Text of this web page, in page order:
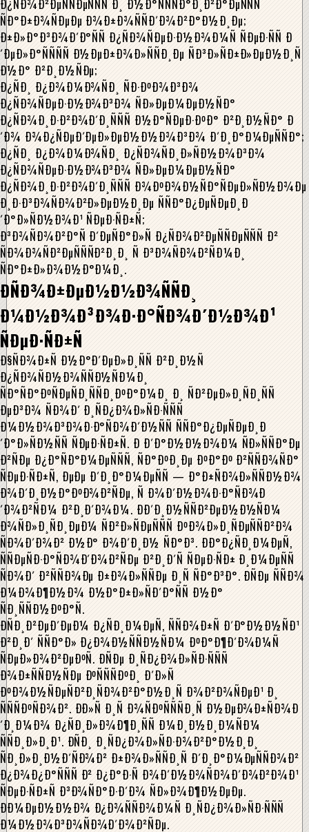
Ð¿ÑÐ¾Ð²ÐµÑÑÐµÑÑÑ Ð¸ Ð½Ð°ÑÑÑÐ°Ð¸Ð²Ð°ÐµÑÑÑ
ÑÐ°Ð±Ð¾ÑÐµÐµ Ð¾Ð±Ð¾ÑÑÐ´Ð¾Ð²Ð°Ð½Ð¸Ðµ;
Ð±Ð»Ð°Ð³Ð¾Ð´Ð°ÑÑ Ð¿ÑÐ¾ÑÐµÐ·Ð½Ð¾Ð¼Ñ ÑÐµÐ·ÑÑ Ð
´ÐµÐ»Ð°ÑÑÑÑ Ð½ÐµÐ±Ð¾Ð»ÑÑÐ¸Ðµ ÑÐ³Ð»ÑÐ±Ð»ÐµÐ½Ð¸Ñ
Ð½Ð° Ð²Ð¸Ð½ÑÐµ;
Ð¿ÑÐ¸ Ð¿Ð¾Ð¼Ð¾ÑÐ¸ ÑÐ·ÐºÐ¾Ð³Ð¾
Ð¿ÑÐ¾ÑÐµÐ·Ð½Ð¾Ð³Ð¾ ÑÐ»ÐµÐ¼ÐµÐ½ÑÐ°
Ð¿ÑÐ¾Ð¸Ð·Ð²Ð¾Ð´Ð¸ÑÑÑ Ð½Ð°ÑÐµÐ·ÐºÐ° Ð²Ð¸Ð½ÑÐ° Ð
´Ð¾ Ð¾Ð¿ÑÐµÐ´ÐµÐ»ÐµÐ½Ð½Ð¾Ð³Ð¾ Ð´Ð¸Ð°Ð¼ÐµÑÑÐ°;
Ð¿ÑÐ¸ Ð¿Ð¾Ð¼Ð¾ÑÐ¸ Ð¿ÑÐ¾ÑÐ¸Ð»ÑÐ½Ð¾Ð³Ð¾
Ð¿ÑÐ¾ÑÐµÐ·Ð½Ð¾Ð³Ð¾ ÑÐ»ÐµÐ¼ÐµÐ½ÑÐ°
Ð¿ÑÐ¾Ð¸Ð·Ð²Ð¾Ð´Ð¸ÑÑÑ Ð¾ÐºÐ¾Ð½ÑÐ°ÑÐµÐ»ÑÐ½Ð¾Ðµ
Ð¸Ð·Ð³Ð¾ÑÐ¾Ð²Ð»ÐµÐ½Ð¸Ðµ ÑÑÐ°Ð¿ÐµÑÐµÐ¸Ð
´Ð°Ð»ÑÐ½Ð¾Ð¹ ÑÐµÐ·ÑÐ±Ñ;
Ð³Ð¾ÑÐ¾Ð²Ð°Ñ Ð´ÐµÑÐ°Ð»Ñ Ð¿ÑÐ¾Ð²ÐµÑÑÐµÑÑÑ Ð²
ÑÐ¾Ð¾ÑÐ²ÐµÑÑÑÐ²Ð¸Ð¸ Ñ Ð³Ð¾ÑÐ¾Ð²ÑÐ¼Ð¸
ÑÐ°Ð±Ð»Ð¾Ð½Ð°Ð¼Ð¸.
ÐÑÐ¾Ð±ÐµÐ½Ð½Ð¾ÑÑÐ¸
Ð¼Ð½Ð¾Ð³Ð¾Ð·Ð°ÑÐ¾Ð´Ð½Ð¾Ð¹
ÑÐµÐ·ÑÐ±Ñ
Ð§ÑÐ¾Ð±Ñ Ð½Ð°Ð´ÐµÐ»Ð¸ÑÑ Ð²Ð¸Ð½Ñ
Ð¿ÑÐ¾ÑÐ½Ð¾ÑÑÐ½ÑÐ¼Ð¸
ÑÐ°ÑÐ°ÐºÑÐµÑÐ¸ÑÑÐ¸ÐºÐ°Ð¼Ð¸ Ð¸ ÑÐ²ÐµÐ»Ð¸ÑÐ¸ÑÑ
ÐµÐ³Ð¾ ÑÐ¾Ð´ Ð¸ÑÐ¿Ð¾Ð»ÑÐ·ÑÑÑ
Ð¼Ð½Ð¾Ð³Ð¾Ð·Ð°ÑÐ¾Ð´Ð½ÑÑ ÑÑÐ°Ð¿ÐµÑÐµÐ¸Ð
´Ð°Ð»ÑÐ½ÑÑ ÑÐµÐ·ÑÐ±Ñ. Ð Ð´Ð°Ð½Ð½Ð¾Ð¼ ÑÐ»ÑÑÐ°Ðµ
Ð²ÑÐµ Ð¿Ð°ÑÐ°Ð¼ÐµÑÑÑ, ÑÐ°ÐºÐ¸Ðµ ÐºÐ°Ðº Ð²ÑÑÐ¾ÑÐ°
ÑÐµÐ·ÑÐ±Ñ, ÐµÐµ Ð´Ð¸Ð°Ð¼ÐµÑÑ — Ð°Ð±ÑÐ¾Ð»ÑÑÐ½Ð¾
Ð¾Ð´Ð¸Ð½Ð°ÐºÐ¾Ð²ÑÐµ, Ñ Ð¾Ð´Ð½Ð¾Ð·Ð°ÑÐ¾Ð
´Ð¾Ð²ÑÐ¼ Ð²Ð¸Ð´Ð¾Ð¼. ÐÐ´Ð¸Ð½ÑÑÐ²ÐµÐ½Ð½ÑÐ¼
Ð¾ÑÐ»Ð¸ÑÐ¸ÐµÐ¼ ÑÐ²Ð»ÑÐµÑÑÑ ÐºÐ¾Ð»Ð¸ÑÐµÑÑÐ²Ð¾
ÑÐ¾Ð´Ð¾Ð² Ð½Ð° Ð¾Ð´Ð¸Ð½ ÑÐ°Ð³. ÐÐ°Ð¿ÑÐ¸Ð¼ÐµÑ,
ÑÑÐµÑÐ·Ð°ÑÐ¾Ð´Ð¾Ð²ÑÐµ Ð²Ð¸Ð´Ñ ÑÐµÐ·ÑÐ± Ð¸Ð¼ÐµÑÑ
ÑÐ¾Ð´ Ð²ÑÑÐ¾Ðµ Ð±Ð¾Ð»ÑÑÐµ Ð¸Ñ ÑÐ°Ð³Ð°. ÐÑÐµ ÑÑÐ¾
Ð¼Ð¾Ð¶Ð½Ð¾ Ð½Ð°Ð±Ð»ÑÐ´Ð°ÑÑ Ð½Ð°
ÑÐ¸ÑÑÐ½ÐºÐ°Ñ.
ÐÑÐ¸Ð²ÐµÐ´ÐµÐ¼ Ð¿ÑÐ¸Ð¼ÐµÑ, ÑÑÐ¾Ð±Ñ Ð´Ð°Ð½Ð½ÑÐ¹
Ð²Ð¸Ð´ ÑÑÐ°Ð» Ð¿Ð¾Ð½ÑÑÐ½ÑÐ¼ ÐºÐ°Ð¶Ð´Ð¾Ð¼Ñ
ÑÐµÐ»Ð¾Ð²ÐµÐºÑ. ÐÑÐµ Ð¸ÑÐ¿Ð¾Ð»ÑÐ·ÑÑÑ
Ð¾Ð±ÑÑÐ½ÑÐµ ÐºÑÑÑÐºÐ¸ Ð´Ð»Ñ
ÐºÐ¾Ð½ÑÐµÑÐ²Ð¸ÑÐ¾Ð²Ð°Ð½Ð¸Ñ Ð¾Ð²Ð¾ÑÐµÐ¹ Ð¸
ÑÑÑÐºÑÐ¾Ð². ÐÐ»Ñ Ð¸Ñ Ð¾ÑÐºÑÑÑÐ¸Ñ Ð½ÐµÐ¾Ð±ÑÐ¾Ð
´Ð¸Ð¼Ð¾ Ð¿ÑÐ¸Ð»Ð¾Ð¶Ð¸ÑÑ Ð¼Ð¸Ð½Ð¸Ð¼ÑÐ¼
ÑÑÐ¸Ð»Ð¸Ð¹. ÐÑÐ¸ Ð¸ÑÐ¿Ð¾Ð»ÑÐ·Ð¾Ð²Ð°Ð½Ð¸Ð¸
ÑÐ¸Ð»Ð¸Ð½Ð´ÑÐ¾Ð² Ð±Ð¾Ð»ÑÑÐ¸Ñ Ð´Ð¸Ð°Ð¼ÐµÑÑÐ¾Ð²
Ð¿Ð¾Ð¿Ð°ÑÑÑ Ð² Ð¿Ð°Ð·Ñ Ð¾Ð´Ð½Ð¾ÑÐ¾Ð´Ð¾Ð²Ð¾Ð¹
ÑÐµÐ·ÑÐ±Ñ Ð³Ð¾ÑÐ°Ð·Ð´Ð¾ ÑÐ»Ð¾Ð¶Ð½ÐµÐµ.
ÐÐ¼ÐµÐ½Ð½Ð¾ Ð¿Ð¾ÑÑÐ¾Ð¼Ñ Ð¸ÑÐ¿Ð¾Ð»ÑÐ·ÑÑÑ
Ð¼Ð½Ð¾Ð³Ð¾ÑÐ¾Ð´Ð¾Ð²ÑÐµ.